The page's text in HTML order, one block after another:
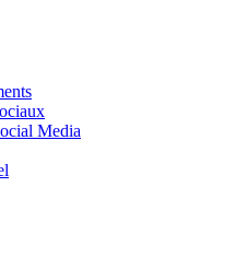
Media